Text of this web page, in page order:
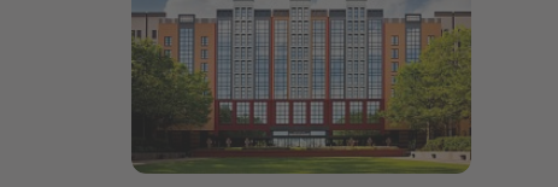
Bildergalerie öffnen